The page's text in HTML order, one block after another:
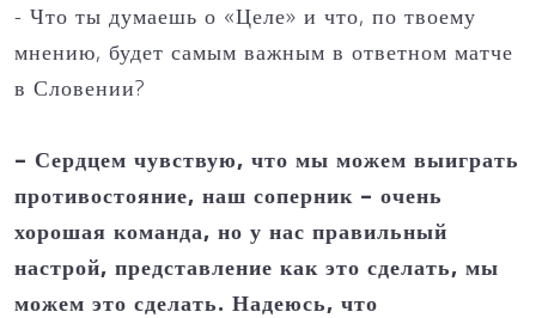
- Что ты думаешь о «Целе» и что, по твоему
мнению, будет самым важным в ответном матче
в Словении?
– Сердцем чувствую, что мы можем выиграть
противостояние, наш соперник – очень
хорошая команда, но у нас правильный
настрой, представление как это сделать, мы
можем это сделать. Надеюсь, что